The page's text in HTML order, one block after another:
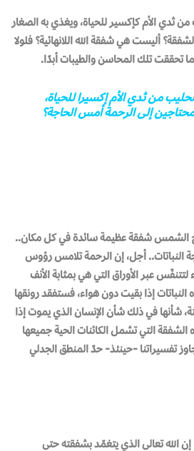
ثدي الأم كإكسير للحياة، ويغذي به الصغار
أليست هي شفقة الله اللانهائية؟ فلولا
تحققت تلك المحاسن والطيبات أبدًا.
من ثدي الأم إكسيرا للحياة،
إلى الرحمة أمس الحاجة؟
الشمس شفقة عظيمة سائدة في كل مكان..
النباتات.. أجل، إن الرحمة تلامس رؤوس
لتتنفّس عبر الأوراق التي هي بمثابة الأنف
إذا بقيت دون هواء، فستفقد رونقها
شأنها في ذلك شأن الإنسان الذي يموت إذا
الشفقة التي تشمل الكائنات الحية جميعها
تفسيراتنا -حينئذ- حدّ المنطق الجدلي
إن الله تعالى الذي يتغمّد بشفقته حتى